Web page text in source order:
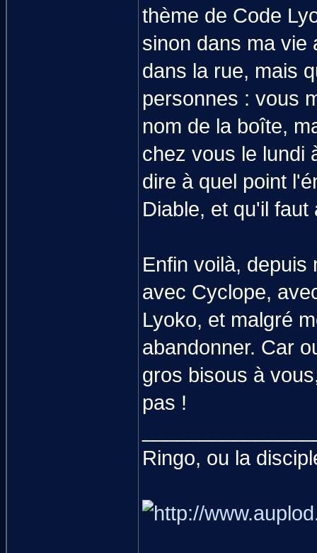
thème de Code
sinon dans ma vie
dans la rue, mais
personnes : vous
nom de la boîte,
chez vous le lundi
dire à quel point
Diable, et qu'il
Enfin voilà, depuis
avec Cyclope,
Lyoko, et malgré
abandonner. Car
gros bisous à
pas !
Ringo, ou la